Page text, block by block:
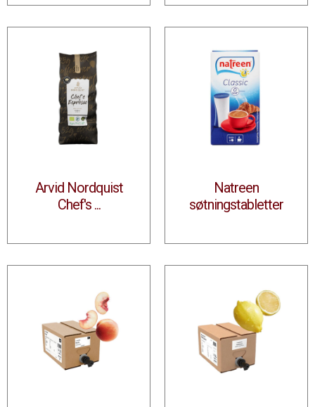
Arvid Nordquist
Chef's ...
Natreen
søtningstabletter